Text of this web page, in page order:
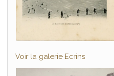
Voir la galerie Ecrins